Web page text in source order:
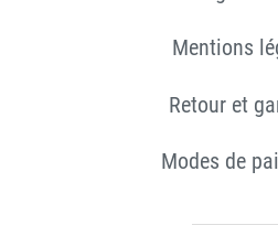
Mentions
Retour et
Modes de